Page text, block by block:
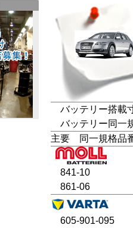
バッテリー搭載
バッテリー同一
主要 同一規格品
841-10
861-06
605-901-095